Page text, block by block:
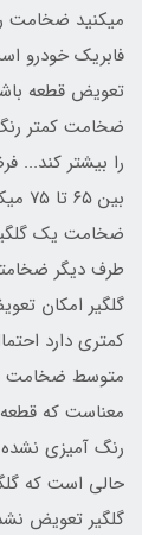
میکنید ضخامت
فابریک خودرو
تعویض قطعه‌
ضخامت کمتر
را بیشتر
گلگیر امکان
کمتری دارد
متوسط ضخامت
معناست که قطعه
رنگ آمیزی
حالی است که
گلگیر تعویض